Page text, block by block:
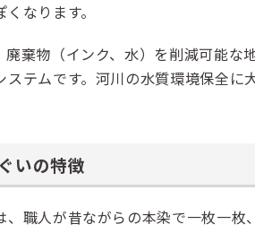
なります。
棄物（インク、水）を削減可能な
テムです。河川の水質環境保全に
いの特徴
、職人が昔ながらの本染で一枚一枚